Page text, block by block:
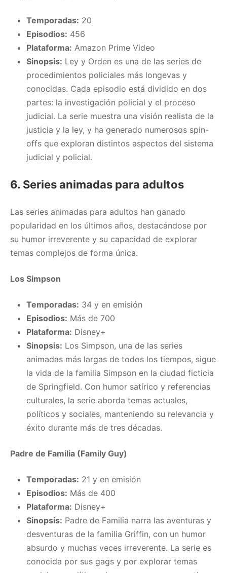
Temporadas: 20
Episodios: 456
Plataforma: Amazon Prime Video
Sinopsis: Ley y Orden es una de las series de
procedimientos policiales más longevas y
conocidas. Cada episodio está dividido en dos
partes: la investigación policial y el proceso
judicial. La serie muestra una visión realista de la
justicia y la ley, y ha generado numerosos spin-
offs que exploran distintos aspectos del sistema
judicial y policial.
6. Series animadas para adultos
Las series animadas para adultos han ganado
popularidad en los últimos años, destacándose por
su humor irreverente y su capacidad de explorar
temas complejos de forma única.
Los Simpson
Temporadas: 34 y en emisión
Episodios: Más de 700
Plataforma: Disney+
Sinopsis: Los Simpson, una de las series
animadas más largas de todos los tiempos, sigue
la vida de la familia Simpson en la ciudad ficticia
de Springfield. Con humor satírico y referencias
culturales, la serie aborda temas actuales,
políticos y sociales, manteniendo su relevancia y
éxito durante más de tres décadas.
Padre de Familia (Family Guy)
Temporadas: 21 y en emisión
Episodios: Más de 400
Plataforma: Disney+
Sinopsis: Padre de Familia narra las aventuras y
desventuras de la familia Griffin, con un humor
absurdo y muchas veces irreverente. La serie es
conocida por sus gags y por explorar temas